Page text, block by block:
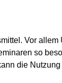
Vor allem
so
die